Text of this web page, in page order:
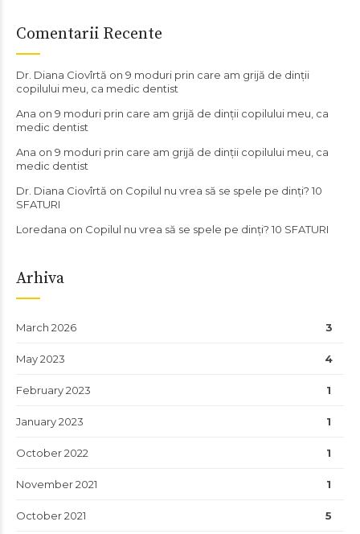
Comentarii Recente
Dr. Diana Ciovîrtă on 9 moduri prin care am grijă de dinții
copilului meu, ca medic dentist
Ana on 9 moduri prin care am grijă de dinții copilului meu, ca
medic dentist
Ana on 9 moduri prin care am grijă de dinții copilului meu, ca
medic dentist
Dr. Diana Ciovîrtă on Copilul nu vrea să se spele pe dinți? 10
SFATURI
Loredana on Copilul nu vrea să se spele pe dinți? 10 SFATURI
Arhiva
March 2026 3
May 2023 4
February 2023 1
January 2023 1
October 2022 1
November 2021 1
October 2021 5